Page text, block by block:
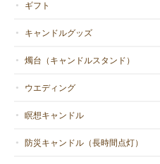
ギフト
キャンドルグッズ
燭台（キャンドルスタンド）
ウエディング
瞑想キャンドル
防災キャンドル（長時間点灯）